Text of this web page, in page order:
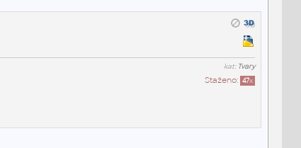
kat: Tvary
Staženo: 47x